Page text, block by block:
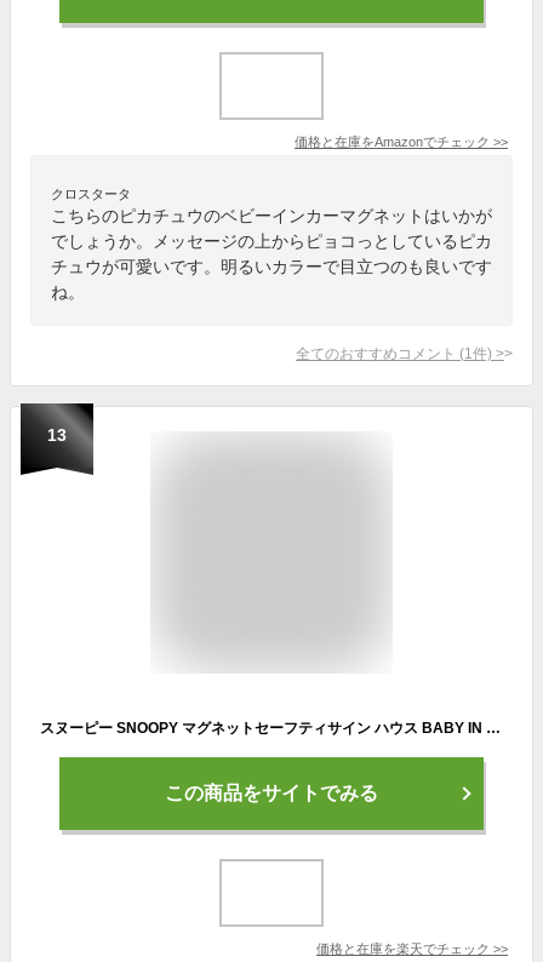
価格と在庫をAmazonでチェック >>
クロスタータ
こちらのピカチュウのベビーインカーマグネットはいかが
でしょうか。メッセージの上からピョコっとしているピカ
チュウが可愛いです。明るいカラーで目立つのも良いです
ね。
全てのおすすめコメント (1 件) >
13
スヌーピー SNOOPY マグネットセーフティサイン ハウス BABY IN CAR 赤ちゃん乗ってます 車 W161mm×D1mm×H125mm/明邦 MEIHO SN54
この商品をサイトでみる
価格と在庫を楽天でチェック >>